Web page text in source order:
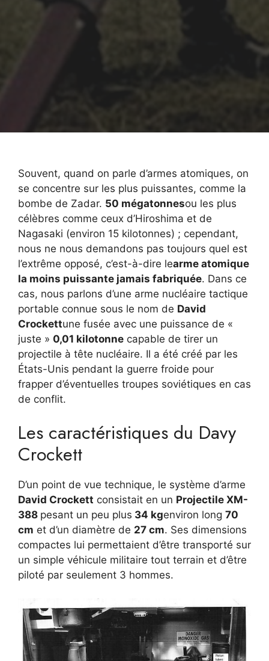
Souvent, quand on parle d’armes atomiques, on
se concentre sur les plus puissantes, comme la
bombe de Zadar. 50 mégatonnesou les plus
célèbres comme ceux d’Hiroshima et de
Nagasaki (environ 15 kilotonnes) ; cependant,
nous ne nous demandons pas toujours quel est
l’extrême opposé, c’est-à-dire learme atomique
la moins puissante jamais fabriquée. Dans ce
cas, nous parlons d’une arme nucléaire tactique
portable connue sous le nom de David
Crockettune fusée avec une puissance de «
juste » 0,01 kilotonne capable de tirer un
projectile à tête nucléaire. Il a été créé par les
États-Unis pendant la guerre froide pour
frapper d’éventuelles troupes soviétiques en cas
de conflit.
Les caractéristiques du Davy
Crockett
D’un point de vue technique, le système d’arme
David Crockett consistait en un Projectile XM-
388 pesant un peu plus 34 kgenviron long 70
cm et d’un diamètre de 27 cm. Ses dimensions
compactes lui permettaient d’être transporté sur
un simple véhicule militaire tout terrain et d’être
piloté par seulement 3 hommes.